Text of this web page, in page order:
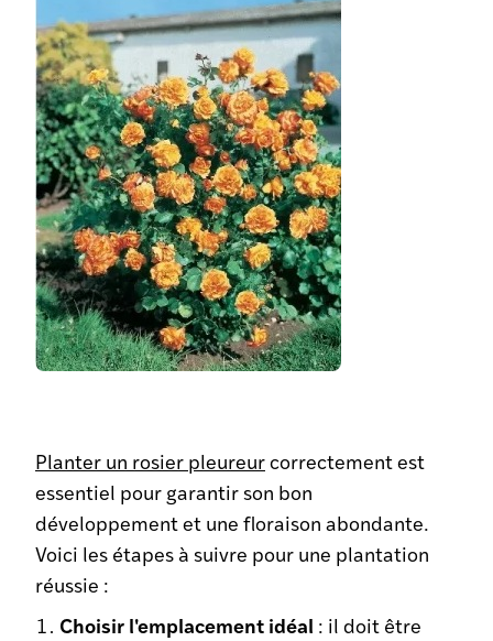
Planter un rosier pleureurcorrectement est
essentiel pour garantir son bon
développement et une floraison abondante.
Voici les étapes à suivre pour une plantation
réussie :
Choisir l'emplacement idéal : il doit être